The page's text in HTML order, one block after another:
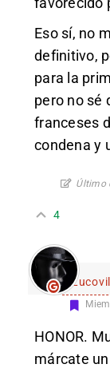
Eso sí, no
definitivo,
para la
pero no sé
franceses
condena y
Último
4
Lucovil
HONOR.
márcate